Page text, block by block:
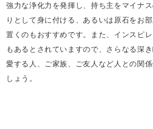
強力な浄化力を発揮し、持ち主をマイナ
りとして身に付ける、あるいは原石をお
置くのもおすすめです。また、インスピ
もあるとされていますので、さらなる深
愛する人、ご家族、ご友人など人との関
しょう。